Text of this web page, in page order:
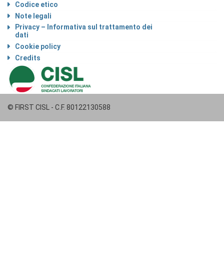
Codice etico
Note legali
Privacy – Informativa sul trattamento dei
dati
Cookie policy
Credits
© FIRST CISL - C.F. 80122130588